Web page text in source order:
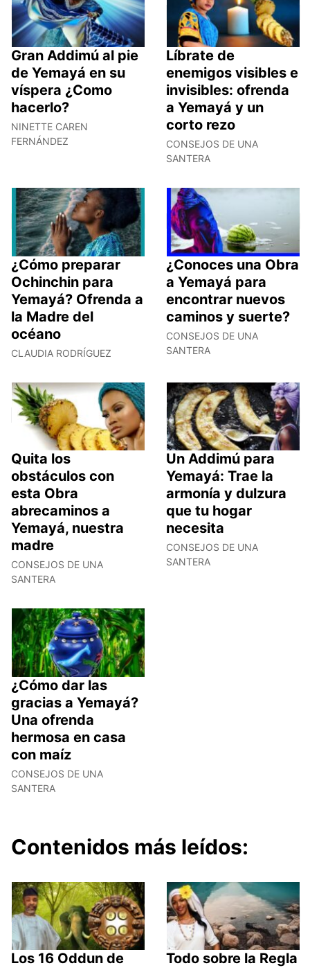
Gran Addimú al pie
de Yemayá en su
víspera ¿Como
hacerlo?
NINETTE CAREN
FERNÁNDEZ
Líbrate de
enemigos visibles e
invisibles: ofrenda
a Yemayá y un
corto rezo
CONSEJOS DE UNA
SANTERA
¿Cómo preparar
Ochinchin para
Yemayá? Ofrenda a
la Madre del
océano
CLAUDIA RODRÍGUEZ
¿Conoces una Obra
a Yemayá para
encontrar nuevos
caminos y suerte?
CONSEJOS DE UNA
SANTERA
Quita los
obstáculos con
esta Obra
abrecaminos a
Yemayá, nuestra
madre
CONSEJOS DE UNA
SANTERA
Un Addimú para
Yemayá: Trae la
armonía y dulzura
que tu hogar
necesita
CONSEJOS DE UNA
SANTERA
¿Cómo dar las
gracias a Yemayá?
Una ofrenda
hermosa en casa
con maíz
CONSEJOS DE UNA
SANTERA
Contenidos más leídos:
Los 16 Oddun de
Todo sobre la Regla